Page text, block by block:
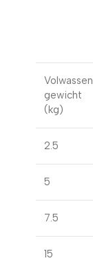
Volwassen
gewicht
(kg)
2.5
5
7.5
15